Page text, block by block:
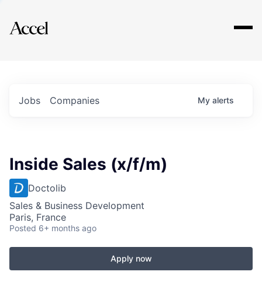
Explore
Jobs Companies My alerts
Inside Sales (x/f/m)
Doctolib
Sales & Business Development
Paris, France
Posted 6+ months ago
Apply now